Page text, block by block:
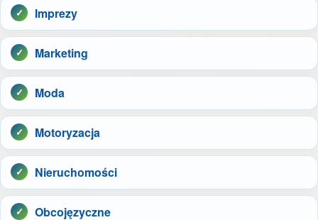
Imprezy
Marketing
Moda
Motoryzacja
Nieruchomości
Obcojęzyczne